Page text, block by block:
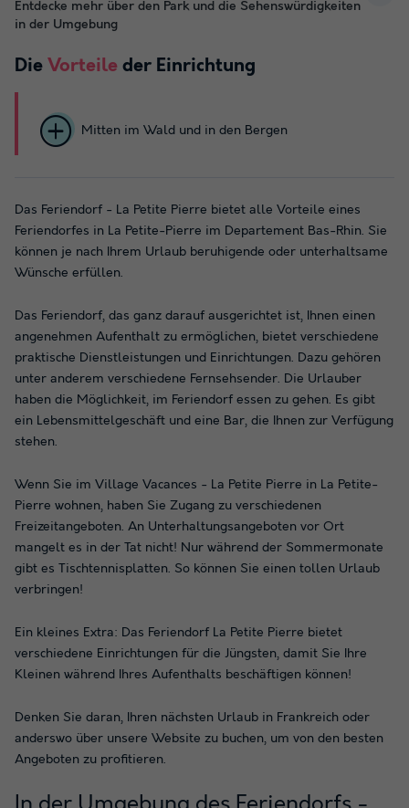
Entdecke mehr über den Park und die Sehenswürdigkeiten
in der Umgebung
Die Vorteile der Einrichtung
Mitten im Wald und in den Bergen
Das Feriendorf - La Petite Pierre bietet alle Vorteile eines
Feriendorfes in La Petite-Pierre im Departement Bas-Rhin. Sie
können je nach Ihrem Urlaub beruhigende oder unterhaltsame
Wünsche erfüllen.
Das Feriendorf, das ganz darauf ausgerichtet ist, Ihnen einen
angenehmen Aufenthalt zu ermöglichen, bietet verschiedene
praktische Dienstleistungen und Einrichtungen. Dazu gehören
unter anderem verschiedene Fernsehsender. Die Urlauber
haben die Möglichkeit, im Feriendorf essen zu gehen. Es gibt
ein Lebensmittelgeschäft und eine Bar, die Ihnen zur Verfügung
stehen.
Wenn Sie im Village Vacances - La Petite Pierre in La Petite-
Pierre wohnen, haben Sie Zugang zu verschiedenen
Freizeitangeboten. An Unterhaltungsangeboten vor Ort
mangelt es in der Tat nicht! Nur während der Sommermonate
gibt es Tischtennisplatten. So können Sie einen tollen Urlaub
verbringen!
Ein kleines Extra: Das Feriendorf La Petite Pierre bietet
verschiedene Einrichtungen für die Jüngsten, damit Sie Ihre
Kleinen während Ihres Aufenthalts beschäftigen können!
Denken Sie daran, Ihren nächsten Urlaub in Frankreich oder
anderswo über unsere Website zu buchen, um von den besten
Angeboten zu profitieren.